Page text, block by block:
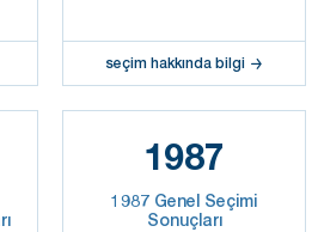
seçim hakkında bilgi
1987
1987 Genel Seçimi
Sonuçları